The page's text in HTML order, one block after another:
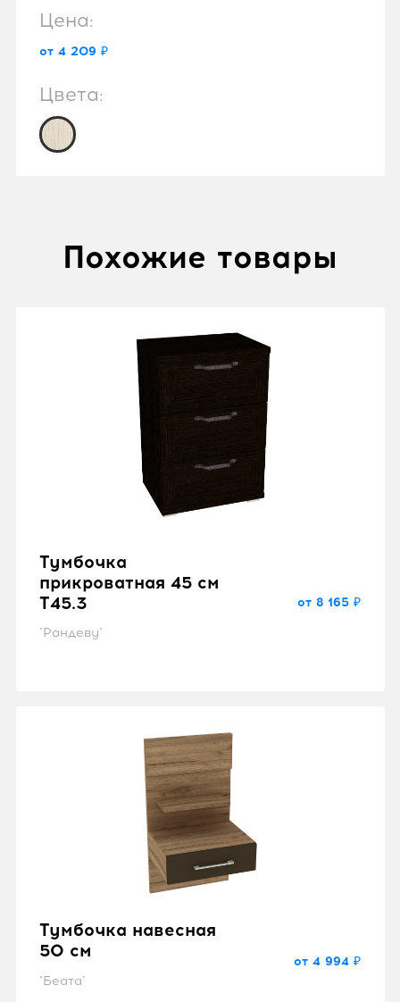
Цена:
от 4 209 ₽
Цвета:
Похожие товары
Тумбочка
прикроватная 45 см
T45.3
"Рандеву"
от 8 165 ₽
Тумбочка навесная
50 см
"Беата"
от 4 994 ₽